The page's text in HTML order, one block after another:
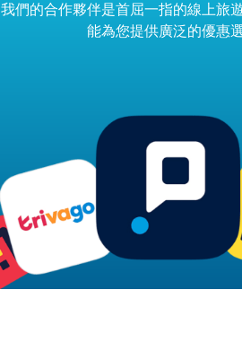
我們的合作夥伴是首屈一指的線上旅
能為您提供廣泛的優惠